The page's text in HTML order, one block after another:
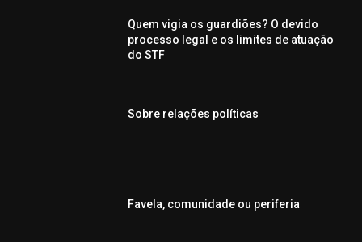
Quem vigia os guardiões? O devido
processo legal e os limites de atuação
do STF
Sobre relações políticas
Favela, comunidade ou periferia